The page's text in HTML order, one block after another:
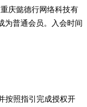
庆懿德行网络科技有
为普通会员。入会时间
按照指引完成授权开